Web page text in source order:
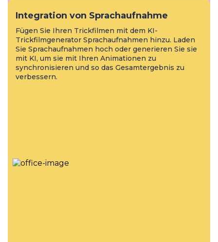
Integration von Sprachaufnahme
Fügen Sie Ihren Trickfilmen mit dem KI-
Trickfilmgenerator Sprachaufnahmen hinzu. Laden
Sie Sprachaufnahmen hoch oder generieren Sie sie
mit KI, um sie mit Ihren Animationen zu
synchronisieren und so das Gesamtergebnis zu
verbessern.